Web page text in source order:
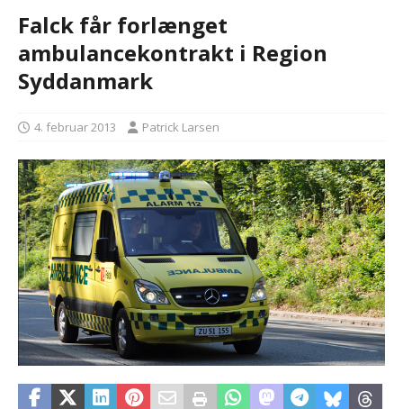
Falck får forlænget
ambulancekontrakt i Region
Syddanmark
4. februar 2013 Patrick Larsen